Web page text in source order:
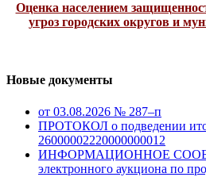
Оценка населением
угроз городских округов и
Новые документы
от 03.08.2026 № 287–п
ПРОТОКОЛ о подведении
26000002220000000012
ИНФОРМАЦИОННОЕ
электронного аукциона по